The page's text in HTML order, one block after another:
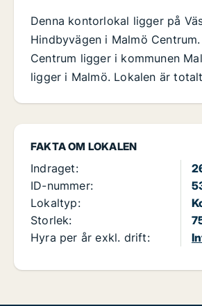
FAKTA OM LOKALEN
Indraget:
ID-nummer:
Lokaltyp:
Storlek:
Hyra per år exkl. drift:
Denna kontorlokal ligger på
Hindbyvägen i Malmö
Centrum ligger i kommunen
ligger i Malmö. Lokalen är